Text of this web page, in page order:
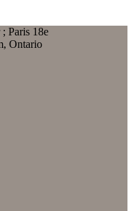
Paris 18e
Ontario